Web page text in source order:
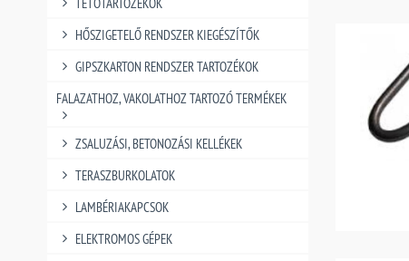
HŐSZIGETELŐ RENDSZER KIEGÉSZÍTŐK
GIPSZKARTON RENDSZER TARTOZÉKOK
FALAZATHOZ, VAKOLATHOZ TARTOZÓ TERMÉKEK
ZSALUZÁSI, BETONOZÁSI KELLÉKEK
TERASZBURKOLATOK
LAMBÉRIAKAPCSOK
ELEKTROMOS GÉPEK